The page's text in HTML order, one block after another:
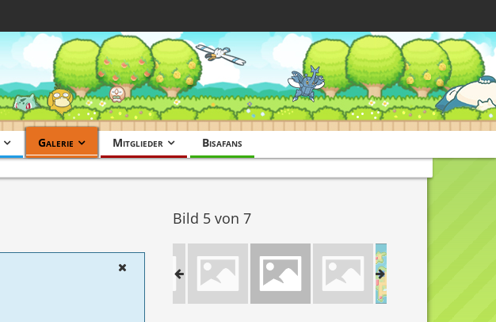
Galerie Mitglieder Bisafans
Bild 5 von 7